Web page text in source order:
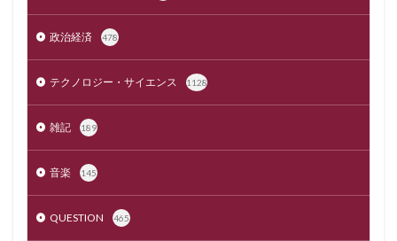
政治経済 478
テクノロジー・サイエンス 1128
雑記 189
音楽 145
QUESTION 465